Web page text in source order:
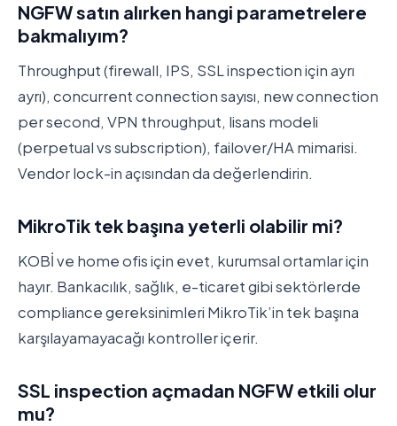
NGFW satın alırken hangi parametrelere
bakmalıyım?
Throughput (firewall, IPS, SSL inspection için ayrı
ayrı), concurrent connection sayısı, new connection
per second, VPN throughput, lisans modeli
(perpetual vs subscription), failover/HA mimarisi.
Vendor lock-in açısından da değerlendirin.
MikroTik tek başına yeterli olabilir mi?
KOBİ ve home ofis için evet, kurumsal ortamlar için
hayır. Bankacılık, sağlık, e-ticaret gibi sektörlerde
compliance gereksinimleri MikroTik’in tek başına
karşılayamayacağı kontroller içerir.
SSL inspection açmadan NGFW etkili olur
mu?